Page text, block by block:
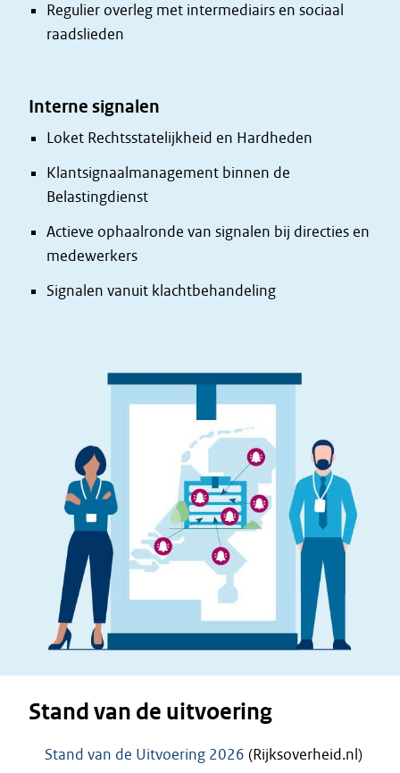
Regulier overleg met intermediairs en sociaal
raadslieden
Interne signalen
Loket Rechtsstatelijkheid en Hardheden
Klantsignaalmanagement binnen de
Belastingdienst
Actieve ophaalronde van signalen bij directies en
medewerkers
Signalen vanuit klachtbehandeling
Stand van de uitvoering
Stand van de Uitvoering 2026 (Rijksoverheid.nl)